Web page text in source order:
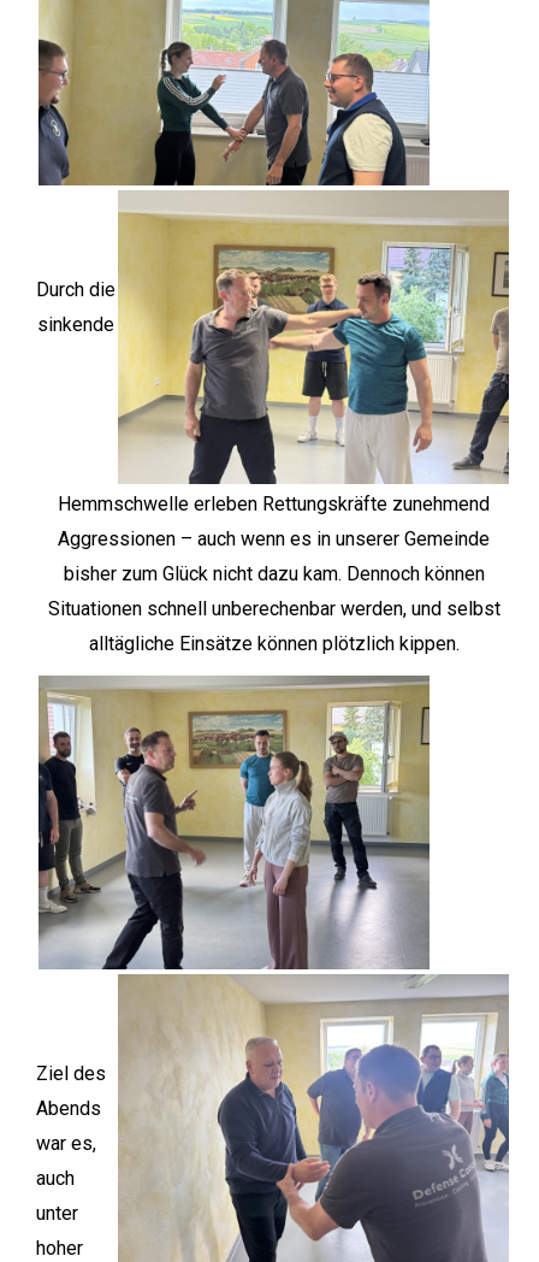
Durch die
sinkende
Hemmschwelle erleben Rettungskräfte zunehmend
Aggressionen – auch wenn es in unserer Gemeinde
bisher zum Glück nicht dazu kam. Dennoch können
Situationen schnell unberechenbar werden, und selbst
alltägliche Einsätze können plötzlich kippen.
Ziel des
Abends
war es,
auch
unter
hoher